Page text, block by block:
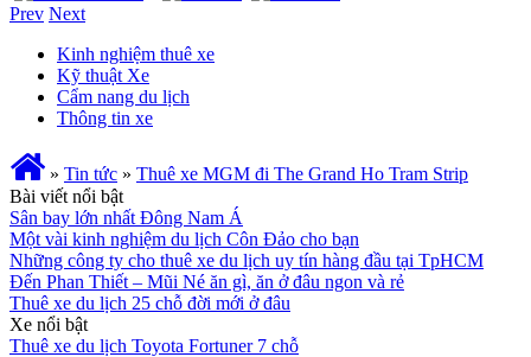
Prev Next
Kinh nghiệm thuê xe
Kỹ thuật Xe
Cẩm nang du lịch
Thông tin xe
» Tin tức » Thuê xe MGM đi The Grand Ho Tram Strip
Bài viết nổi bật
Sân bay lớn nhất Đông Nam Á
Một vài kinh nghiệm du lịch Côn Đảo cho bạn
Những công ty cho thuê xe du lịch uy tín hàng đầu tại TpHCM
Đến Phan Thiết – Mũi Né ăn gì, ăn ở đâu ngon và rẻ
Thuê xe du lịch 25 chỗ đời mới ở đâu
Xe nổi bật
Thuê xe du lịch Toyota Fortuner 7 chỗ